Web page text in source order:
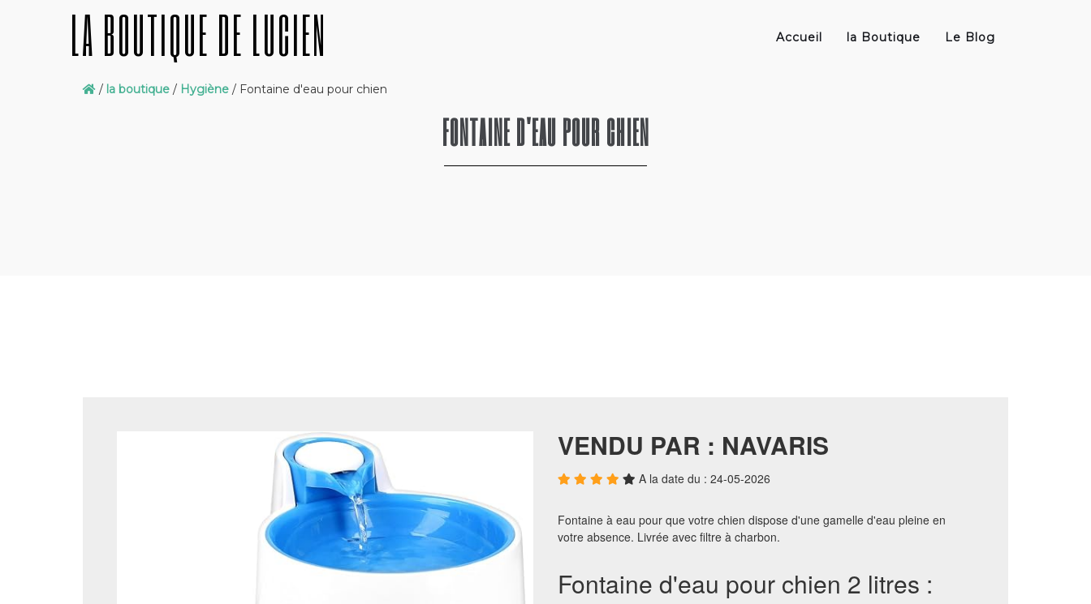
LA BOUTIQUE DE LUCIEN Accueil la Boutique Le Blog
/ la boutique / Hygiène / Fontaine d'eau pour chien
FONTAINE D'EAU POUR CHIEN
VENDU PAR : NAVARIS
A la date du : 24-05-2026
Fontaine à eau pour que votre chien dispose d'une gamelle d'eau pleine en
votre absence. Livrée avec filtre à charbon.
Fontaine d'eau pour chien 2 litres :